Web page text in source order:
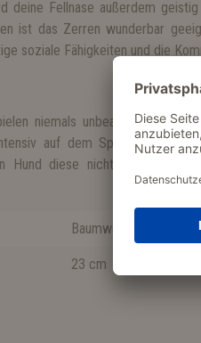
deine Fellnase außerdem
ist das Zerren wunderbar
soziale Fähigkeiten und die
niemals unbeaufsichtigt.
auf dem Spielzeug
Hund diese nicht verschluckt,
Baumwolle
23 cm